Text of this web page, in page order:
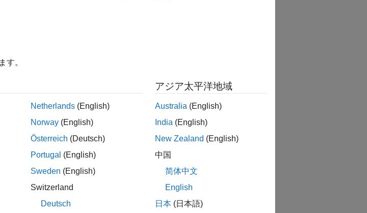
す。
Netherlands (English)
Norway (English)
Österreich (Deutsch)
Portugal (English)
Sweden (English)
Switzerland
Deutsch
アジア太平洋地域
Australia (English)
India (English)
New Zealand (English)
中国
简体中文
English
日本 (日本語)